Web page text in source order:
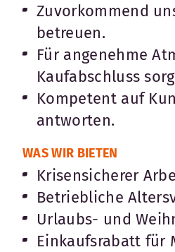
Zuvorkommend
betreuen.
Für angenehme
Kaufabschluss
Kompetent auf
antworten.
WAS WIR BIETEN
Krisensicherer
Betriebliche
Urlaubs- und
Einkaufsrabatt für